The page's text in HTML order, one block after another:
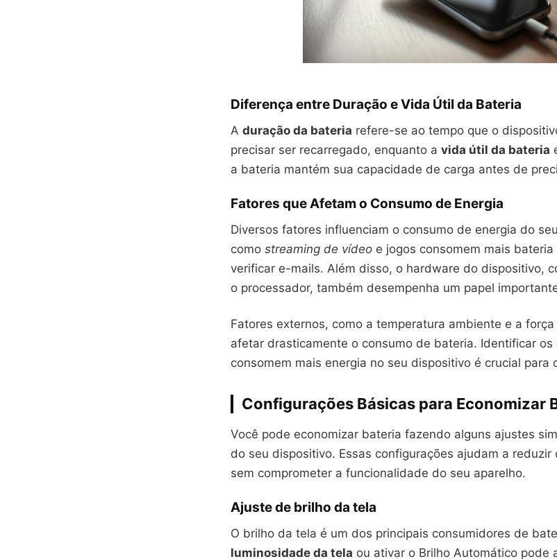
Diferença entre Duração e Vida Útil da Bateria
A duração da bateria refere-se ao tempo que o
precisar ser recarregado, enquanto a vida útil da bateria
a bateria mantém sua capacidade de carga antes de
Fatores que Afetam o Consumo de Energia
Diversos fatores influenciam o consumo de energia do
como streaming de vídeo e jogos consomem mais
verificar e-mails. Além disso, o hardware do dispositivo,
o processador, também desempenha um papel
Fatores externos, como a temperatura ambiente e a
afetar drasticamente o consumo de bateria. Identificar os
consomem mais energia no seu dispositivo é crucial para
Configurações Básicas para Economizar
Você pode economizar bateria fazendo alguns ajustes
do seu dispositivo. Essas configurações ajudam a reduzir
sem comprometer a funcionalidade do seu aparelho.
Ajuste de brilho da tela
O brilho da tela é um dos principais consumidores de
luminosidade da tela ou ativar o Brilho Automático pode